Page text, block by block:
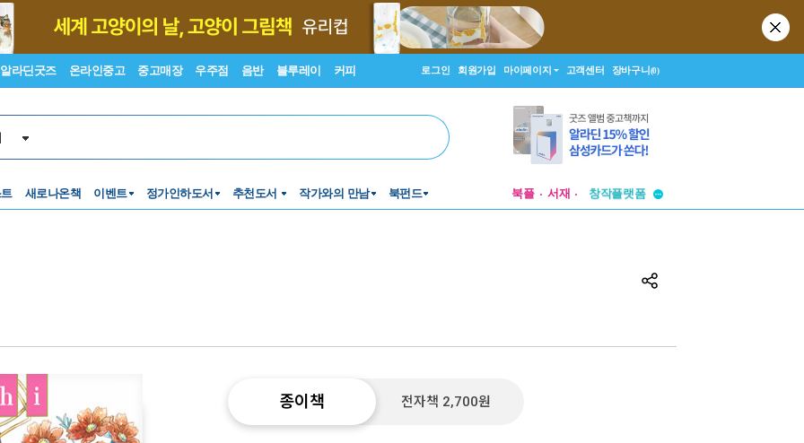
알라딘굿즈 온라인중고 중고매장 우주점 음반 블루레이 커피 로그인 회원가입 마이페이지 고객센터 장바구니(0)
새로나온책 이벤트 정가인하도서 추천도서 작가와의 만남 북펀드 북플 서재
창작플랫폼
종이책 전자책 2,700원